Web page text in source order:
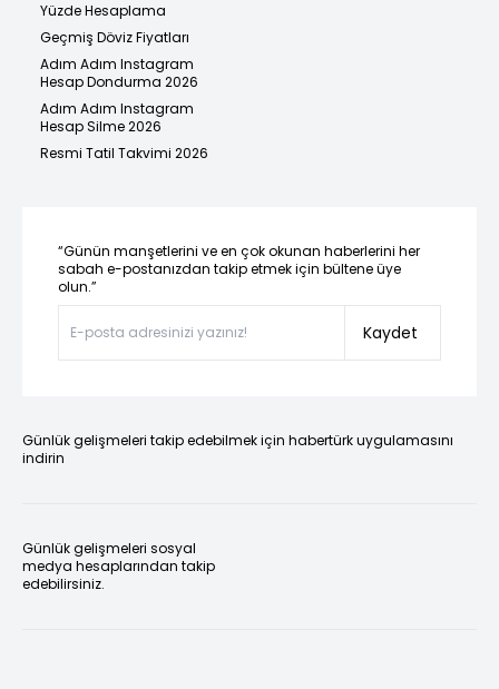
Yüzde Hesaplama
Geçmiş Döviz Fiyatları
Adım Adım Instagram
Hesap Dondurma 2026
Adım Adım Instagram
Hesap Silme 2026
Resmi Tatil Takvimi 2026
“Günün manşetlerini ve en çok okunan haberlerini her
sabah e-postanızdan takip etmek için bültene üye
olun.”
Kaydet
Günlük gelişmeleri takip edebilmek için habertürk uygulamasını
indirin
Günlük gelişmeleri sosyal
medya hesaplarından takip
edebilirsiniz.